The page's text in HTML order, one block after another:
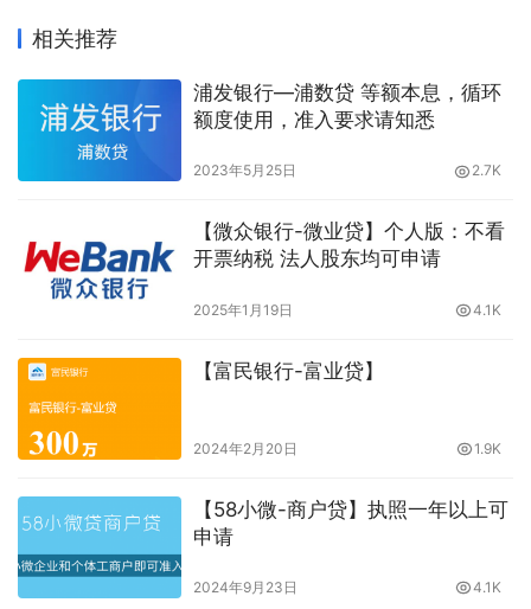
相关推荐
浦发银行—浦数贷 等额本息，循环
额度使用，准入要求请知悉
2023年5月25日 2.7K
【微众银行-微业贷】个人版：不看
开票纳税 法人股东均可申请
2025年1月19日 4.1K
【富民银行-富业贷】
2024年2月20日 1.9K
【58小微-商户贷】执照一年以上可
申请
2024年9月23日 4.1K